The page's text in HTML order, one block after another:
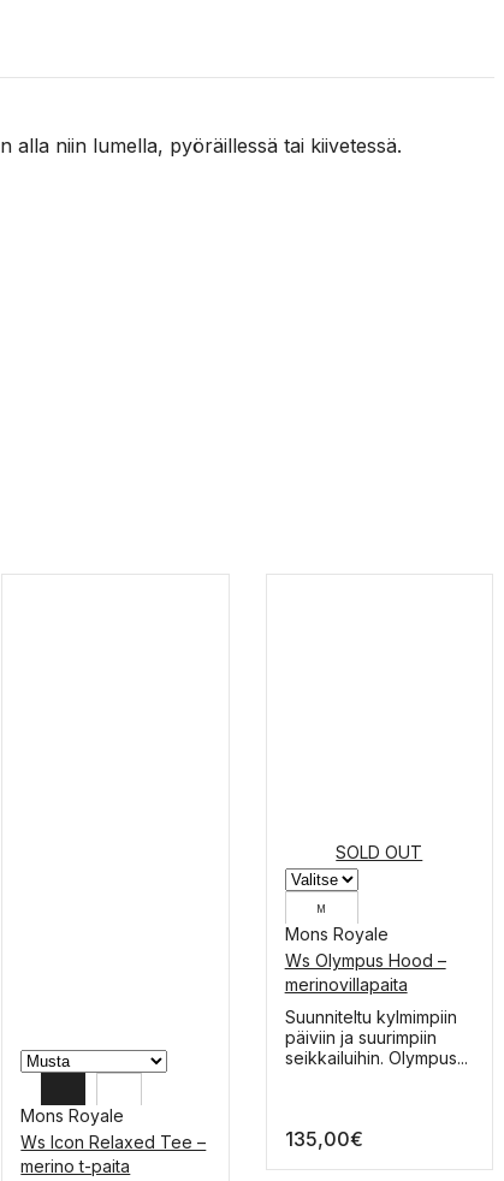
niin lumella, pyöräillessä tai kiivetessä.
L
Mons Royale
Ws Icon Relaxed Tee –
merino t-paita
SOLD OUT
M
Mons Royale
Ws Olympus Hood –
merinovillapaita
Tällä
tuotteella
on
tehdä
Suunniteltu kylmimpiin
päiviin ja suurimpiin
seikkailuihin. Olympus...
135,00€